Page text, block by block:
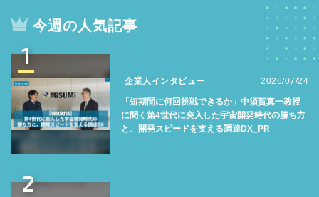
今週の人気記事
1
企業人インタビュー 2026/07/24
「短期間に何回挑戦できるか」中須賀真一教授
に聞く第4世代に突入した宇宙開発時代の勝ち方
と、開発スピードを支える調達DX_PR
2